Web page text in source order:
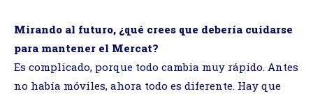
Mirando al futuro, ¿qué crees que debería cuidarse
para mantener el Mercat?
Es complicado, porque todo cambia muy rápido. Antes
no había móviles, ahora todo es diferente. Hay que